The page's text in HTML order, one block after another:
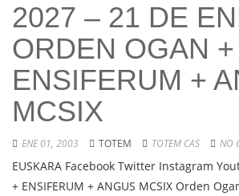
2027 – 21 DE
ORDEN OGAN +
ENSIFERUM +
MCSIX
ENE 01, 2003 TOTEM TOTEM CAS NO
EUSKARA Facebook Twitter Instagram
+ ENSIFERUM + ANGUS MCSIX Orden